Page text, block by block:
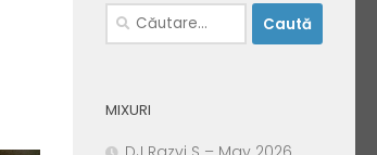
Caută
după:
MIXURI